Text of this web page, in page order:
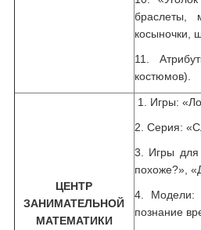
браслеты,
косыночки,
11.
костюмов).
ЦЕНТР
ЗАНИМАТЕЛЬНОЙ
МАТЕМАТИКИ
1. Игры:
2. Серия:
3. Игры для
похоже?»,
4. Модели:
познание